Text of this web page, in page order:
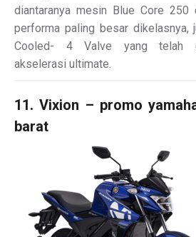
diantaranya mesin Blue Core 250
performa paling besar dikelasnya,
Cooled- 4 Valve yang telah
akselerasi ultimate.
11. Vixion – promo
barat